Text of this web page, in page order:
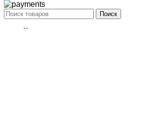
Поиск
Кондиционирование